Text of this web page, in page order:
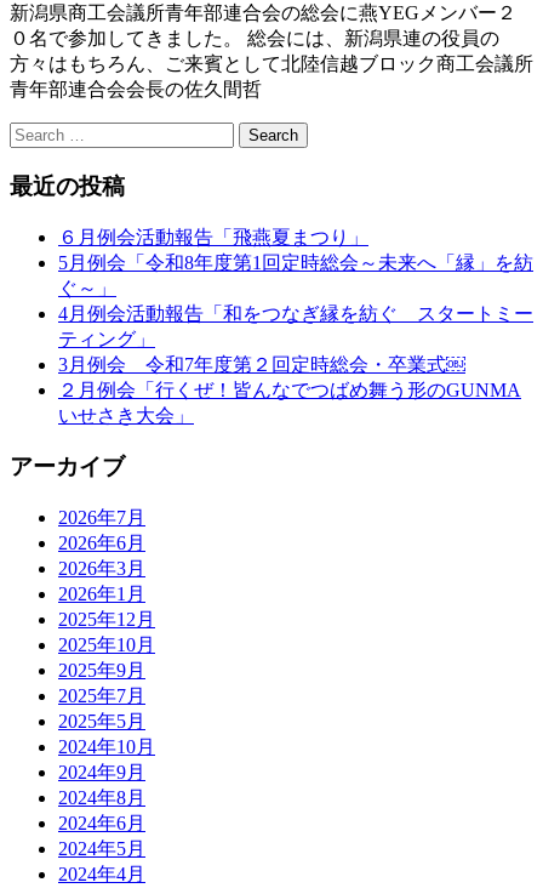
新潟県商工会議所青年部連合会の総会に燕YEGメンバー２
０名で参加してきました。 総会には、新潟県連の役員の
方々はもちろん、ご来賓として北陸信越ブロック商工会議所
青年部連合会会長の佐久間哲
最近の投稿
６月例会活動報告「飛燕夏まつり」
5月例会「令和8年度第1回定時総会～未来へ「縁」を紡
ぐ～」
4月例会活動報告「和をつなぎ縁を紡ぐ スタートミー
ティング」
3月例会 令和7年度第２回定時総会・卒業式￼
２月例会「行くぜ！皆んなでつばめ舞う形のGUNMA
いせさき大会」
アーカイブ
2026年7月
2026年6月
2026年3月
2026年1月
2025年12月
2025年10月
2025年9月
2025年7月
2025年5月
2024年10月
2024年9月
2024年8月
2024年6月
2024年5月
2024年4月